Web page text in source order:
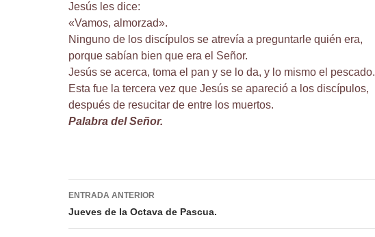
Jesús les dice:
«Vamos, almorzad».
Ninguno de los discípulos se atrevía a preguntarle quién era,
porque sabían bien que era el Señor.
Jesús se acerca, toma el pan y se lo da, y lo mismo el pescado.
Esta fue la tercera vez que Jesús se apareció a los discípulos,
después de resucitar de entre los muertos.
Palabra del Señor.
Navegación
de
ENTRADA ANTERIOR
Jueves de la Octava de Pascua.